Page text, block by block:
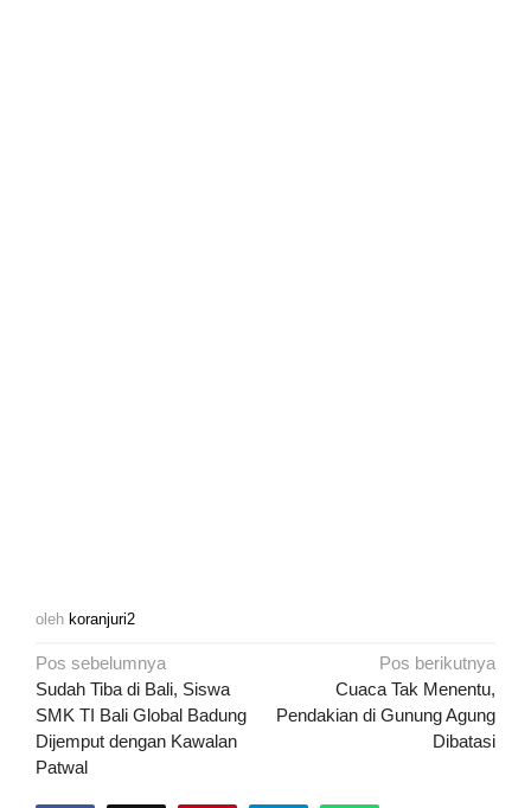
oleh koranjuri2
Navigasi
pos
Pos sebelumnya
Sudah Tiba di Bali, Siswa
SMK TI Bali Global Badung
Dijemput dengan Kawalan
Patwal
Pos berikutnya
Cuaca Tak Menentu,
Pendakian di Gunung Agung
Dibatasi